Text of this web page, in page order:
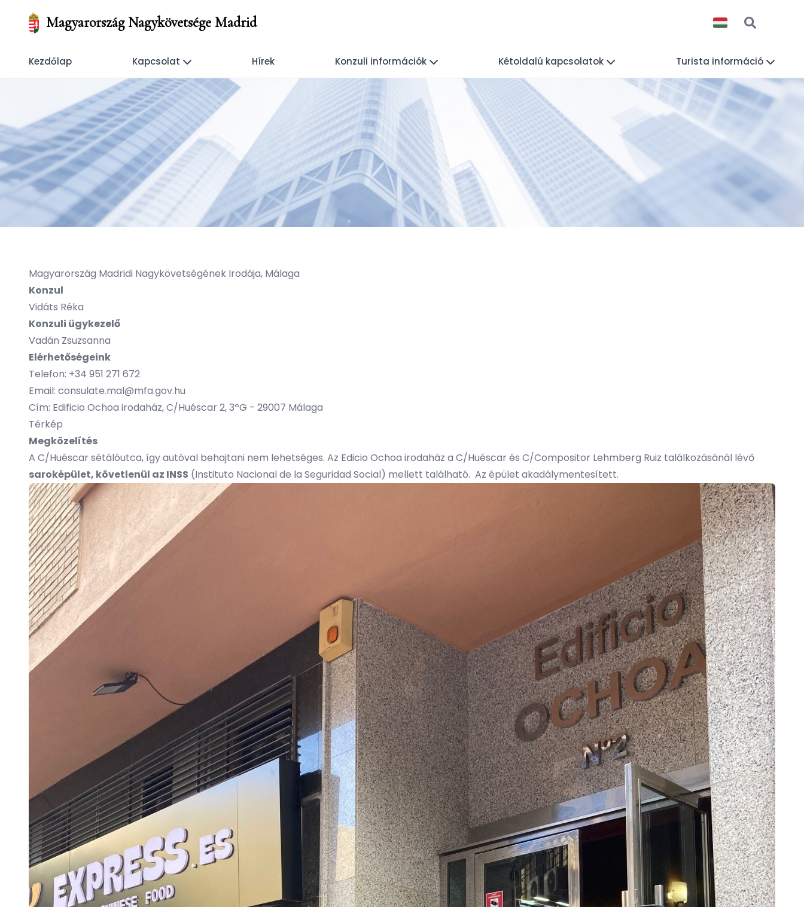
Magyarország Nagykövetsége Madrid
Kezdőlap Kapcsolat Hírek Konzuli információk Kétoldalú kapcsolatok Turista információ
Magyarország Madridi Nagykövetségének Irodája, Málaga
Konzul
Vidáts Réka
Konzuli ügykezelő
Vadán Zsuzsanna
Elérhetőségeink
Telefon: +34 951 271 672
Email: consulate.mal@mfa.gov.hu
Cím: Edificio Ochoa irodaház, C/Huéscar 2, 3ºG - 29007 Málaga
Térkép
Megközelítés
A C/Huéscar sétálóutca, így autóval behajtani nem lehetséges. Az Edicio Ochoa irodaház a C/Huéscar és C/Compositor Lehmberg Ruiz találkozásánál lévő
saroképület, követlenül az INSS (Instituto Nacional de la Seguridad Social) mellett található. Az épület akadálymentesített.